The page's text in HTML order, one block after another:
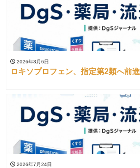
2026年8月6日
ロキソプロフェン、指定第2類へ前進
2026年7月24日